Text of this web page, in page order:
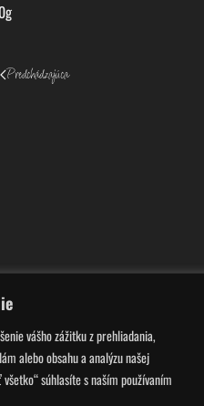
vášho zážitku z prehliadania,
alebo obsahu a analýzu našej
súhlasíte s naším používaním
Predchádzajúca